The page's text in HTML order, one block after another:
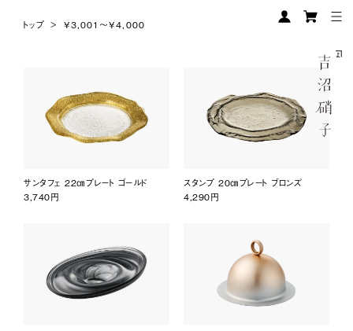
トップ > ¥3,001〜¥4,000
サンタフェ 22㎝プレート ゴールド
3,740円
スタンプ 20㎝プレート ブロンズ
4,290円